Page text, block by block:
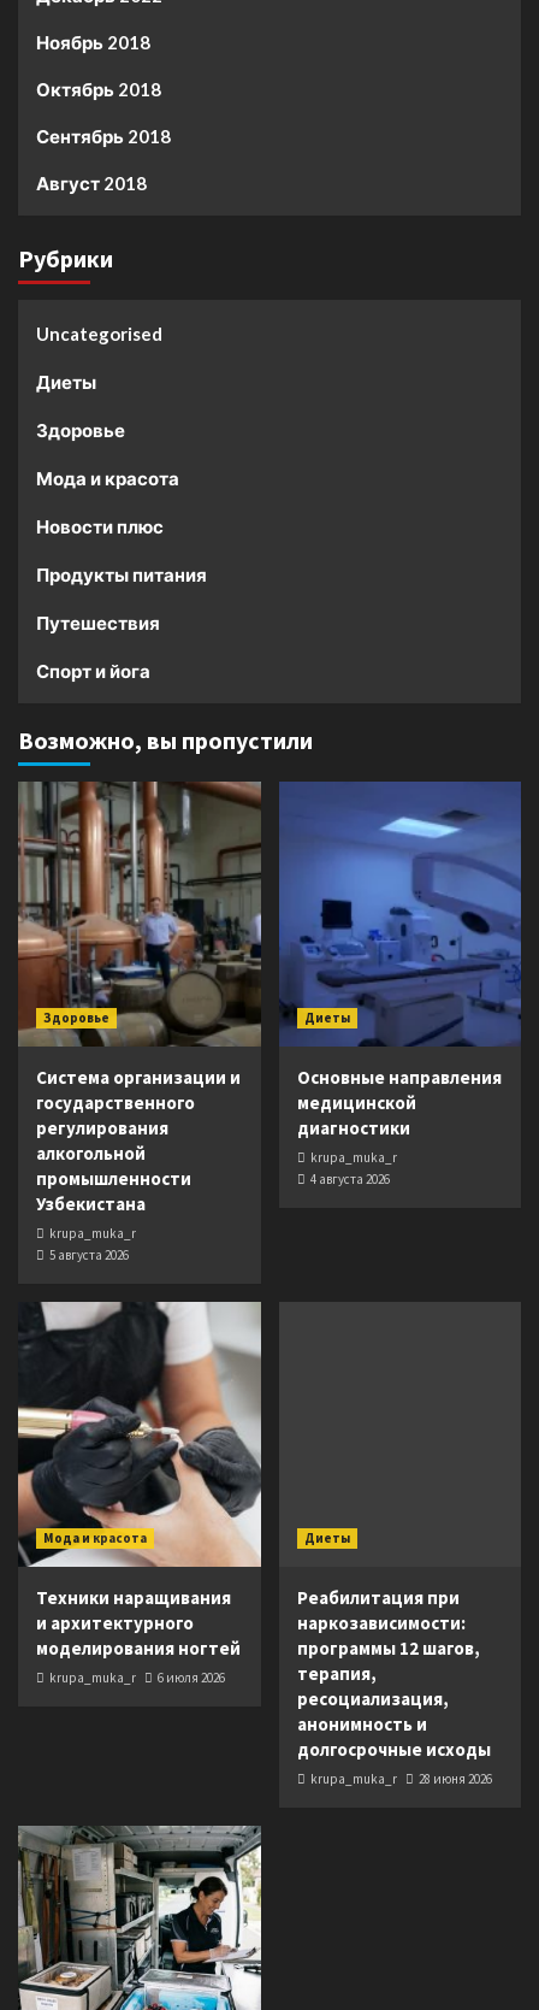
Ноябрь 2018
Октябрь 2018
Сентябрь 2018
Август 2018
Рубрики
Uncategorised
Диеты
Здоровье
Мода и красота
Новости плюс
Продукты питания
Путешествия
Спорт и йога
Возможно, вы пропустили
Здоровье
Система организации и
государственного
регулирования
алкогольной
промышленности
Узбекистана
krupa_muka_r
5 августа 2026
Диеты
Основные направления
медицинской
диагностики
krupa_muka_r
4 августа 2026
Мода и красота
Техники наращивания
и архитектурного
моделирования ногтей
krupa_muka_r 6 июля 2026
Диеты
Реабилитация при
наркозависимости:
программы 12 шагов,
терапия,
ресоциализация,
анонимность и
долгосрочные исходы
krupa_muka_r 28 июня 2026